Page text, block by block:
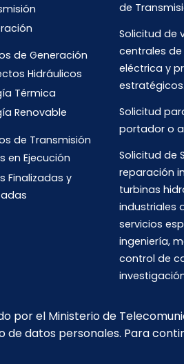
de Generación
Hidráulicos
Térmica
Renovable
de Transmisión
en Ejecución
Finalizadas y
de
Solicitud de
centrales
eléctrica y
estratégicos.
Solicitud
portador o
Solicitud de
reparación
turbinas
industriales
servicios
ingeniería,
control de
por el Ministerio de
datos personales. Para